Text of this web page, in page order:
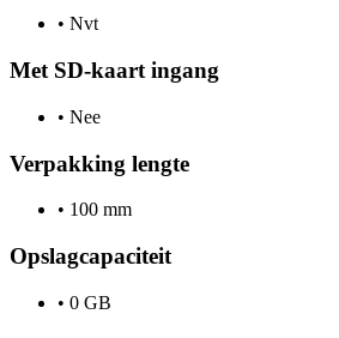
• Nvt
Met SD-kaart ingang
• Nee
Verpakking lengte
• 100 mm
Opslagcapaciteit
• 0 GB